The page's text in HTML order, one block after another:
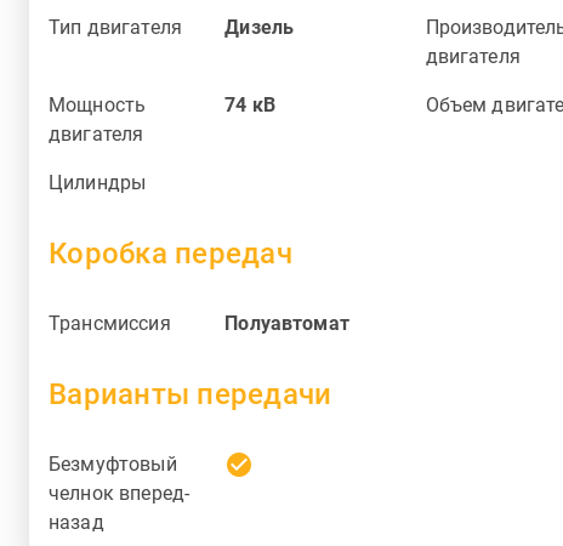
Тип двигателя Дизель
двигателя
Мощность
двигателя
74 кВ Объем
Цилиндры
Коробка передач
Трансмиссия Полуавтомат
Варианты передачи
Безмуфтовый
челнок вперед-
назад
check_circle